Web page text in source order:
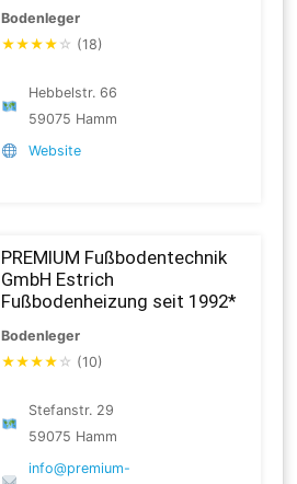
Bodenleger
★★★★ ☆ (18)
Hebbelstr. 66
59075 Hamm
Website
PREMIUM Fußbodentechnik
GmbH Estrich
Fußbodenheizung seit 1992*
Bodenleger
★★★★ ☆ (10)
Stefanstr. 29
59075 Hamm
info@premium-